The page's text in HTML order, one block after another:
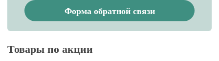
Форма обратной связи
Товары по акции